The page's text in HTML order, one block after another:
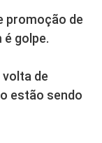
promoção de
golpe.
volta de
estão sendo